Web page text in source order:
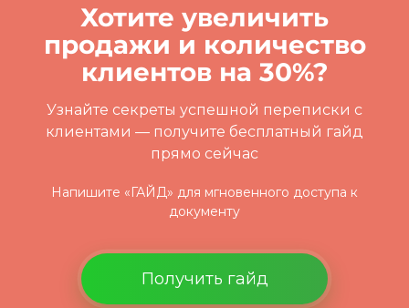
Хотите увеличить
продажи и количество
клиентов на 30%?
Узнайте секреты успешной переписки с
клиентами — получите бесплатный гайд
прямо сейчас
Напишите «ГАЙД» для мгновенного доступа к
документу
Получить гайд